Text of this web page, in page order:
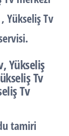
Yükseliş Tv
Yükseliş
Tv
Tv
tamiri